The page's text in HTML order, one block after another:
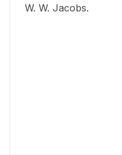
W. W. Jacobs.